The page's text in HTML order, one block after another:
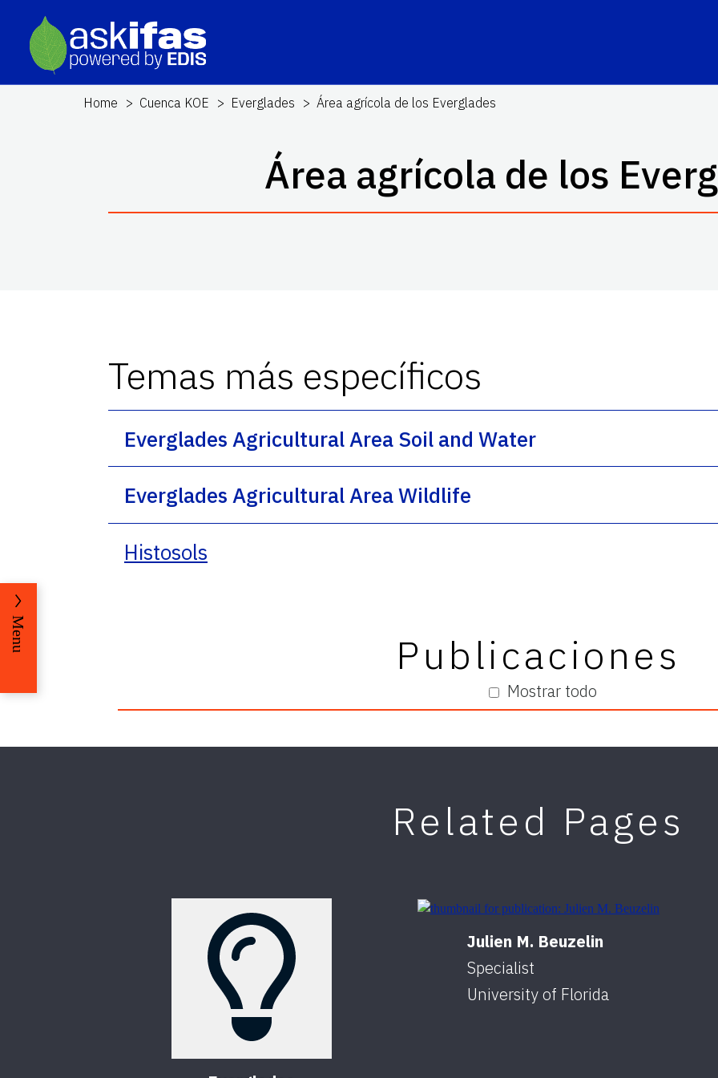
Home Cuenca KOE Everglades Área agrícola de los Everglades
Área agrícola de los
Temas más específicos
Everglades Agricultural Area Soil and Water
Everglades Agricultural Area Wildlife
Histosols
Mostrar todo
Publicaciones
Related Pages
Julien M. Beuzelin
Specialist
University of Florida
Menu